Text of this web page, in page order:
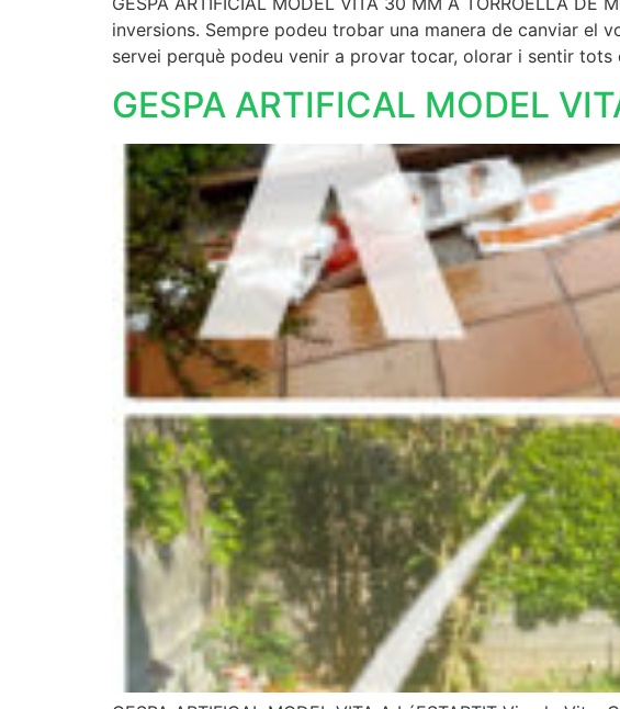
inversions. Sempre podeu trobar una manera de canviar el
servei perquè podeu venir a provar tocar, olorar i sentir
GESPA ARTIFICAL MODEL